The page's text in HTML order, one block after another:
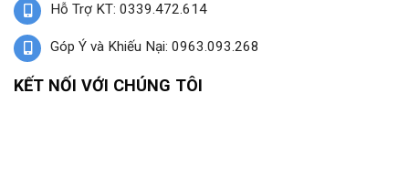
Hỗ Trợ KT: 0339.472.614
Góp Ý và Khiếu Nại: 0963.093.268
KẾT NỐI VỚI CHÚNG TÔI